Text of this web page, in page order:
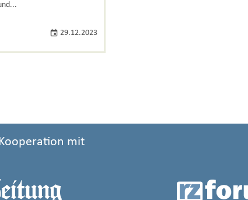
29.12.2023
mit